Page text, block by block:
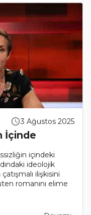
3 Ağustos 2025
İçinde
içindeki
ideolojik
ilişkisini
romanını elime